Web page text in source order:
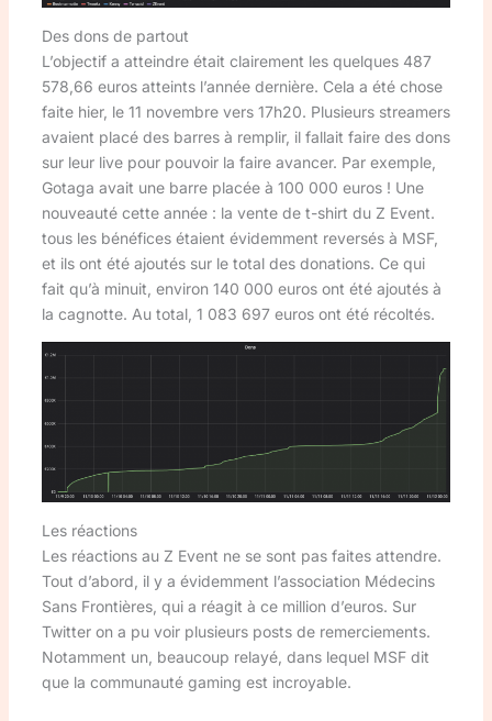
Des dons de partout
L’objectif a atteindre était clairement les quelques 487
578,66 euros atteints l’année dernière. Cela a été chose
faite hier, le 11 novembre vers 17h20. Plusieurs streamers
avaient placé des barres à remplir, il fallait faire des dons
sur leur live pour pouvoir la faire avancer. Par exemple,
Gotaga avait une barre placée à 100 000 euros ! Une
nouveauté cette année : la vente de t-shirt du Z Event.
tous les bénéfices étaient évidemment reversés à MSF,
et ils ont été ajoutés sur le total des donations. Ce qui
fait qu’à minuit, environ 140 000 euros ont été ajoutés à
la cagnotte. Au total, 1 083 697 euros ont été récoltés.
Les réactions
Les réactions au Z Event ne se sont pas faites attendre.
Tout d’abord, il y a évidemment l’association Médecins
Sans Frontières, qui a réagit à ce million d’euros. Sur
Twitter on a pu voir plusieurs posts de remerciements.
Notamment un, beaucoup relayé, dans lequel MSF dit
que la communauté gaming est incroyable.